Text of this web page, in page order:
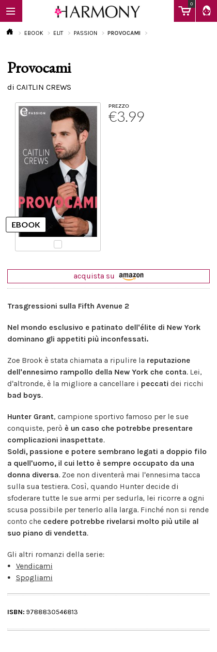
0
EBOOK
EBOOK ELIT PASSION PROVOCAMI
Provocami
di CAITLIN CREWS
PREZZO
€3.99
acquista su
Trasgressioni sulla Fifth Avenue 2
Nel mondo esclusivo e patinato dell'élite di New York
dominano gli appetiti più inconfessati.
Zoe Brook è stata chiamata a ripulire la reputazione
dell'ennesimo rampollo della New York che conta. Lei,
d'altronde, è la migliore a cancellare i peccati dei ricchi
bad boys.
Hunter Grant, campione sportivo famoso per le sue
conquiste, però è un caso che potrebbe presentare
complicazioni inaspettate.
Soldi, passione e potere sembrano legati a doppio filo
a quell'uomo, il cui letto è sempre occupato da una
donna diversa. Zoe non diventerà mai l'ennesima tacca
sulla sua testiera. Così, quando Hunter decide di
sfoderare tutte le sue armi per sedurla, lei ricorre a ogni
scusa possibile per tenerlo alla larga. Finché non si rende
conto che cedere potrebbe rivelarsi molto più utile al
suo piano di vendetta.
Gli altri romanzi della serie:
Vendicami
Spogliami
ISBN: 9788830546813